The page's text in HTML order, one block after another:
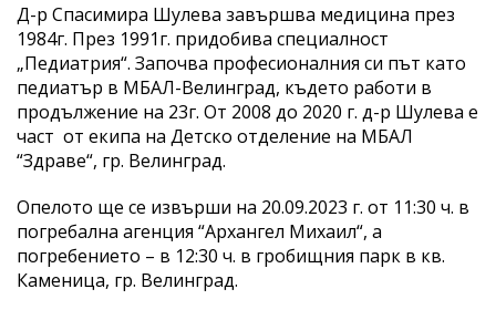
Д-р Спасимира Шулева завършва медицина през
1984г. През 1991г. придобива специалност
„Педиатрия“. Започва професионалния си път като
педиатър в МБАЛ-Велинград, където работи в
продължение на 23г. От 2008 до 2020 г. д-р Шулева е
част от екипа на Детско отделение на МБАЛ
“Здраве“, гр. Велинград.
Опелото ще се извърши на 20.09.2023 г. от 11:30 ч. в
погребална агенция “Архангел Михаил“, а
погребението – в 12:30 ч. в гробищния парк в кв.
Каменица, гр. Велинград.